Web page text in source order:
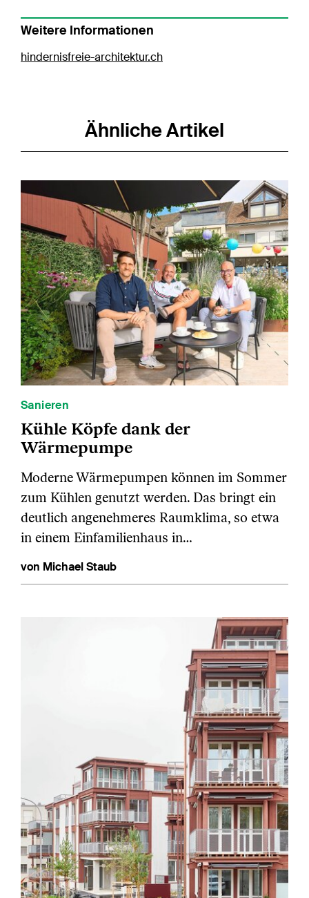
Weitere Informationen
hindernisfreie-architektur.ch
Ähnliche Artikel
Sanieren
Kühle Köpfe dank der
Wärmepumpe
Moderne Wärmepumpen können im Sommer
zum Kühlen genutzt werden. Das bringt ein
deutlich angenehmeres Raumklima, so etwa
in einem Einfamilienhaus in…
von Michael Staub